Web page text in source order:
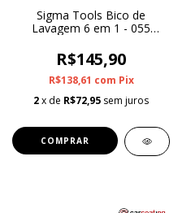
Sigma Tools Bico de
Lavagem 6 em 1 - 055
R$145,90
R$138,61 com Pix
2x de R$72,95 sem juros